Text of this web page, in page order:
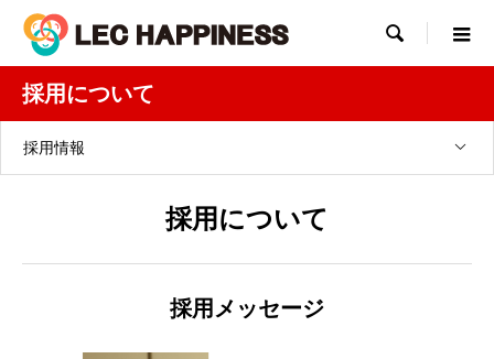

採用について
採用情報
採用について
採用メッセージ